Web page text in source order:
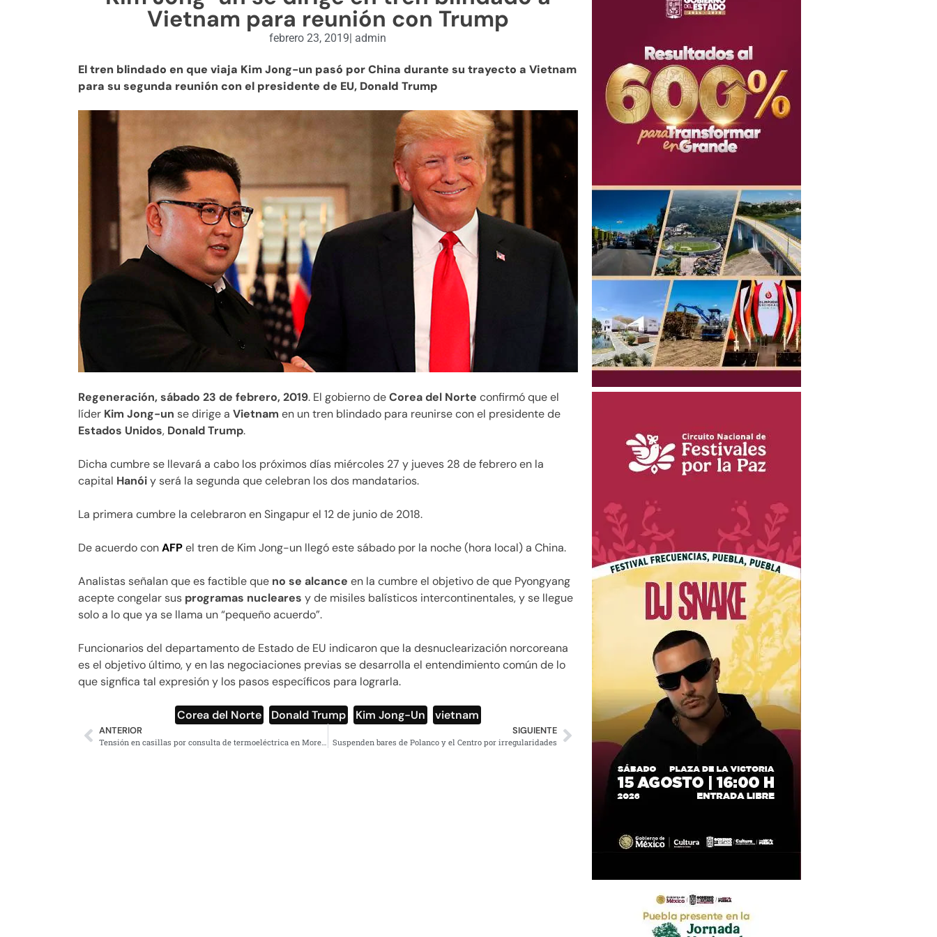
Vietnam para reunión con Trump
febrero 23, 2019 admin
El tren blindado en que viaja Kim Jong-un pasó por China durante su trayecto a Vietnam
para su segunda reunión con el presidente de EU, Donald Trump
Regeneración, sábado 23 de febrero, 2019. El gobierno deCorea del Norte confirmó que el
líder Kim Jong-un se dirige a Vietnam en un tren blindado para reunirse con el presidente de
Estados Unidos, Donald Trump.
Dicha cumbre se llevará a cabo los próximos días miércoles 27 y jueves 28 de febrero en la
capital Hanóiy será la segunda que celebran los dos mandatarios.
La primera cumbre la celebraron en Singapur el 12 de junio de 2018.
De acuerdo conAFPel tren de Kim Jong-un llegó este sábado por la noche (hora local) a China.
Analistas señalan que es factible que no se alcance en la cumbre el objetivo de que Pyongyang
acepte congelar sus programas nucleares y de misiles balísticos intercontinentales, y se llegue
solo a lo que ya se llama un “pequeño acuerdo”.
Funcionarios del departamento de Estado de EU indicaron que la desnuclearización norcoreana
es el objetivo último, y en las negociaciones previas se desarrolla el entendimiento común de lo
que signfica tal expresión y los pasos específicos para lograrla.
Corea del Norte Donald Trump Kim Jong-Un vietnam
ANTERIOR SIGUIENTE
Suspenden bares de Polanco y el Centro por irregularidades